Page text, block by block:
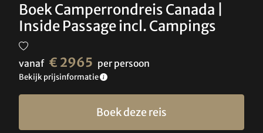
Boek Camperrondreis Canada |
Inside Passage incl. Campings
vanaf € 2965 per persoon
Bekijk prijsinformatie
Boek deze reis